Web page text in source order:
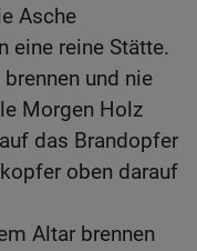
Asche
eine reine Stätte.
und nie
Morgen Holz
das Brandopfer
oben darauf
Altar brennen